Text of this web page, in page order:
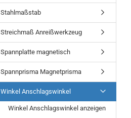
Stahlmaßstab
Streichmaß Anreißwerkzeug
Spannplatte magnetisch
Spannprisma Magnetprisma
Winkel Anschlagswinkel
Winkel Anschlagswinkel anzeigen